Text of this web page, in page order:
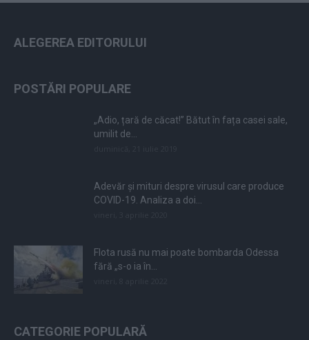
ALEGEREA EDITORULUI
POSTĂRI POPULARE
„Adio, țară de căcat!” Bătut în fața casei sale,
umilit de...
Adevăr și mituri despre virusul care produce
COVID-19. Analiza a doi...
Flota rusă nu mai poate bombarda Odessa
fără „s-o ia în...
CATEGORIE POPULARĂ